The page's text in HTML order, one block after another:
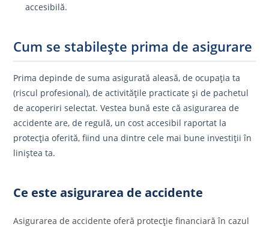
accesibilă.
Cum se stabilește prima de asigurare
Prima depinde de suma asigurată aleasă, de ocupația ta
(riscul profesional), de activitățile practicate și de pachetul
de acoperiri selectat. Vestea bună este că asigurarea de
accidente are, de regulă, un cost accesibil raportat la
protecția oferită, fiind una dintre cele mai bune investiții în
liniștea ta.
Ce este asigurarea de accidente
Asigurarea de accidente oferă protecție financiară în cazul